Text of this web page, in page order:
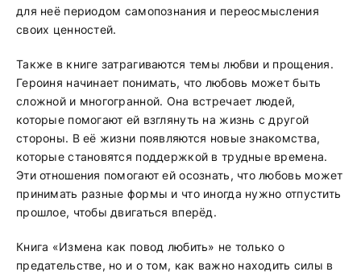
для неё периодом самопознания и переосмысления
своих ценностей.
Также в книге затрагиваются темы любви и прощения.
Героиня начинает понимать, что любовь может быть
сложной и многогранной. Она встречает людей,
которые помогают ей взглянуть на жизнь с другой
стороны. В её жизни появляются новые знакомства,
которые становятся поддержкой в трудные времена.
Эти отношения помогают ей осознать, что любовь может
принимать разные формы и что иногда нужно отпустить
прошлое, чтобы двигаться вперёд.
Книга «Измена как повод любить» не только о
предательстве, но и о том, как важно находить силы в